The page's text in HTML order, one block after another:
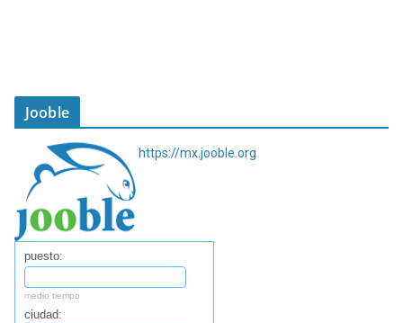
Jooble
https://mx.jooble.org
puesto:
medio tiempo
ciudad: